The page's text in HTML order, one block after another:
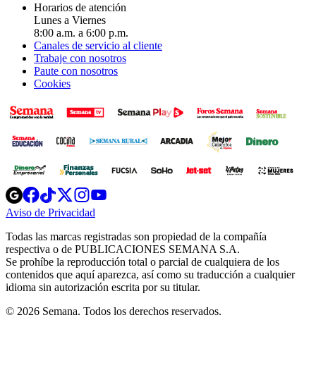
Horarios de atención
Lunes a Viernes
8:00 a.m. a 6:00 p.m.
Canales de servicio al cliente
Trabaje con nosotros
Paute con nosotros
Cookies
Opens
in
new
Opens
in
new
Opens
in
new
window
Opens
new
windowwindow
Aviso de Privacidad
new
window
Todas las marcas registradas son propiedad de la compañía
respectiva o de PUBLICACIONES SEMANA S.A.
Se prohíbe la reproducción total o parcial de cualquiera de los
contenidos que aquí aparezca, así como su traducción a cualquier
idioma sin autorización escrita por su titular.
© 2026 Semana. Todos los derechos reservados.